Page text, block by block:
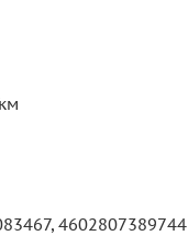
4602807389744